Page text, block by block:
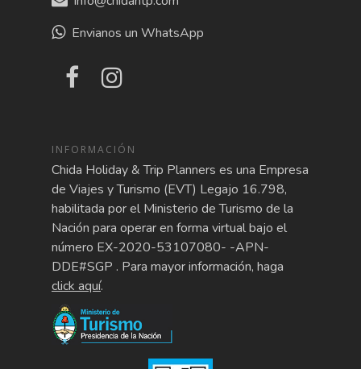
Envianos un WhatsApp
INFORMACIÓN
Chida Holiday & Trip Planners es una Empresa
de Viajes y Turismo (EVT) Legajo 16.798,
habilitada por el Ministerio de Turismo de la
Nación para operar en forma virtual bajo el
número EX-2020-53107080- -APN-
DDE#SGP . Para mayor información, haga
click aquí.